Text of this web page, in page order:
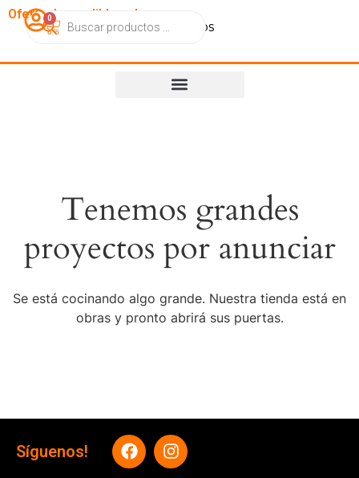
OfertasImperdibles.cl
CatálogoContactoNosotros
0
Tenemos grandes
proyectos por anunciar
Se está cocinando algo grande. Nuestra tienda está en
obras y pronto abrirá sus puertas.
Síguenos!